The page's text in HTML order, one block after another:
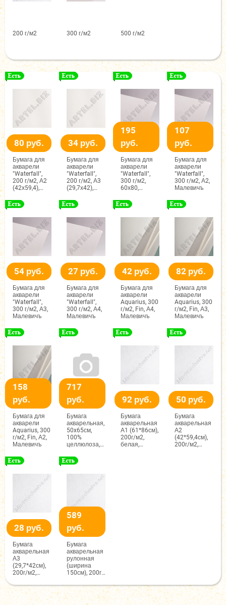
200 г/м2 300 г/м2 500 г/м2
80 руб.
Бумага для
акварели
"Waterfall",
200 г/м2, А2
(42х59,4),
34 руб.
Бумага для
акварели
"Waterfall",
200 г/м2, А3
(29,7х42),
195
руб.
Бумага для
акварели
"Waterfall",
300 г/м2,
60х80,
107
руб.
Бумага для
акварели
"Waterfall",
300 г/м2, А2,
Малевичъ
54 руб.
Бумага для
акварели
"Waterfall",
300 г/м2, А3,
Малевичъ
27 руб.
Бумага для
акварели
"Waterfall",
300 г/м2, А4,
Малевичъ
42 руб.
Бумага для
акварели
Aquarius, 300
г/м2, Fin, А4,
Малевичъ
82 руб.
Бумага для
акварели
Aquarius, 300
г/м2, Fin, А3,
Малевичъ
158
руб.
Бумага для
акварели
Aquarius, 300
г/м2, Fin, А2,
Малевичъ
717
руб.
Бумага
акварельная,
50x65см,
100%
целлюлоза,
крупное
зерно - лицо,
гладкая -
Hahnemuhle
92 руб.
Бумага
акварельная
А1 (61*86см),
200г/м2,
белая,
50 руб.
Бумага
акварельная
А2
(42*59,4см),
200г/м2,
28 руб.
Бумага
акварельная
А3
(29,7*42см),
200г/м2,
среднее
зерно,
ГОЗНАК
589
руб.
Бумага
акварельная
рулонная
(ширина
150см), 200г/
среднее
зерно,
ГОЗНАК